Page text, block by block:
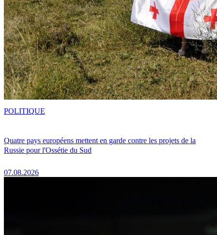
Quatre pays européens mettent en garde contre les projets de la
Russie pour l'Ossétie du Sud
07.08.2026
POLITIQUE